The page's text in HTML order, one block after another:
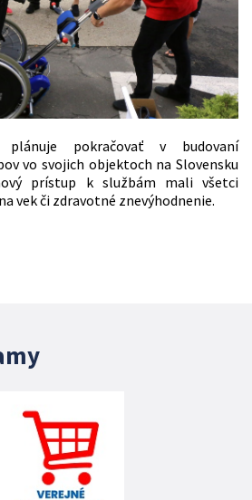
plánuje pokračovať v budovaní
vo svojich objektoch na Slovensku
prístup k službám mali všetci
vek či zdravotné znevýhodnenie.